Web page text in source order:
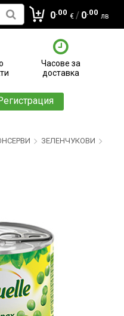
0.00 € / 0.00 лв
Часове за
доставка
ЗЕЛЕНЧУКОВИ